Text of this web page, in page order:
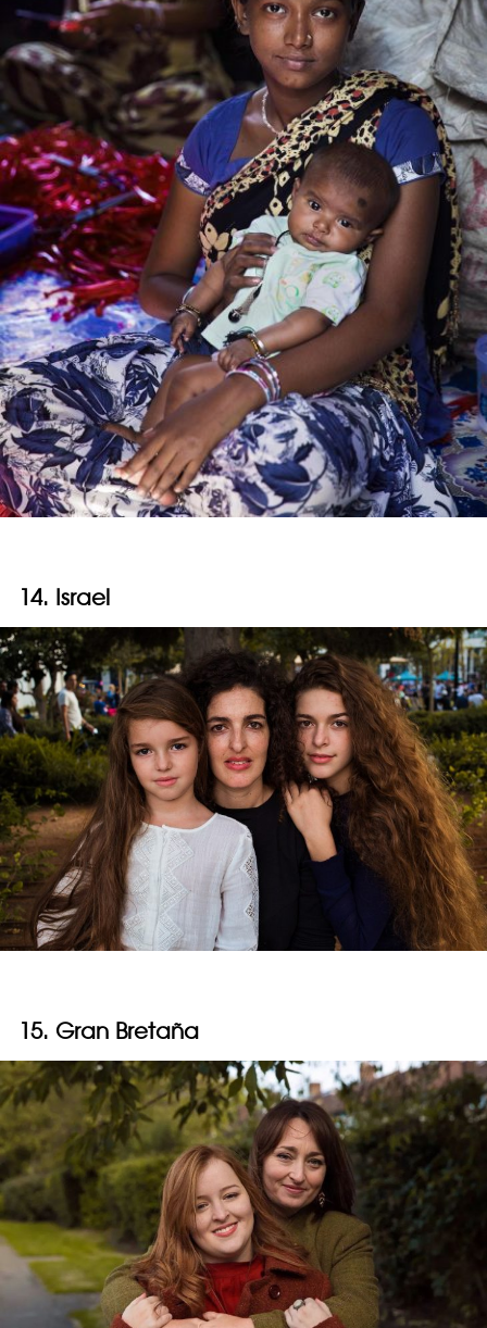
14. Israel
15. Gran Bretaña